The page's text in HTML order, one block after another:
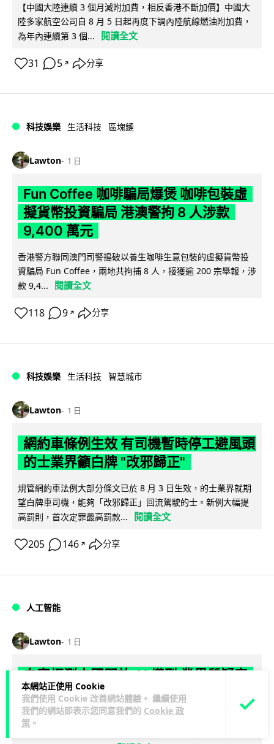
本網站正使用 Cookie
我們使用 Cookie 改善網站體驗。 繼續使用
我們的網站即表示您同意我們的 Cookie 政
策 。
【中國大陸連續 3 個月減附加費，相反香港不斷加價】中國大
陸多家航空公司自 8 月 5 日起再度下調內陸航線燃油附加費，
為年內連續第 3 個...
閱讀全文
31 5 ↗ 分享
科技娛樂 生活科技 區塊鏈
Lawton 1 日
Fun Coffee 咖啡騙局爆煲 咖啡包裝虛
擬貨幣投資騙局 港澳警拘 8 人涉款
9,400 萬元
香港警方聯同澳門司警搗破以養生咖啡生意包裝的虛擬貨幣投
資騙局 Fun Coffee，兩地共拘捕 8 人，接獲逾 200 宗舉報，涉
款 9,4...
閱讀全文
118 9 ↗ 分享
科技娛樂 生活科技 智慧城市
Lawton 1 日
網約車條例生效 有司機暫時停工避風頭
的士業界籲白牌 "改邪歸正"
規管網約車法例大部分條文已於 8 月 3 日生效，的士業界就期
望白牌車司機，能夠「改邪歸正」回流駕駛的士。新例大幅提
高罰則，首次定罪最高罰款...
閱讀全文
205 146 ↗ 分享
人工智能
Lawton 1 日
白宮拒測中國開放 AI 模型 業界質疑安
全框架選擇性執行
彭博社報道，白宮通知美國頂尖 AI 公司，中國開發的開放權重